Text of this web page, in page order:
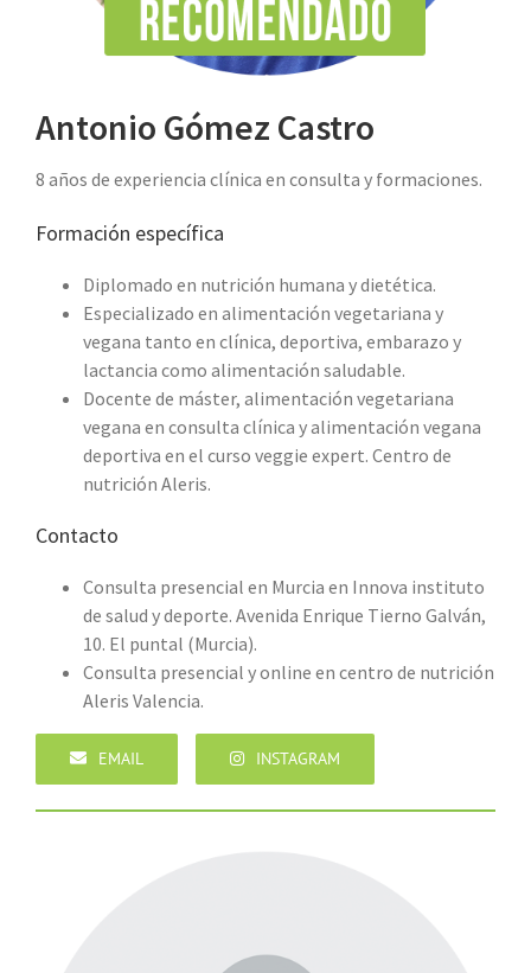
Antonio Gómez Castro
8 años de experiencia clínica en consulta y formaciones.
Formación específica
Diplomado en nutrición humana y dietética.
Especializado en alimentación vegetariana y
vegana tanto en clínica, deportiva, embarazo y
lactancia como alimentación saludable.
Docente de máster, alimentación vegetariana
vegana en consulta clínica y alimentación vegana
deportiva en el curso veggie expert. Centro de
nutrición Aleris.
Contacto
Consulta presencial en Murcia en Innova instituto
de salud y deporte. Avenida Enrique Tierno Galván,
10. El puntal (Murcia).
Consulta presencial y online en centro de nutrición
Aleris Valencia.
EMAIL INSTAGRAM